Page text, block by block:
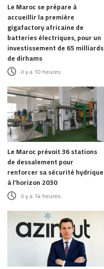
Le Maroc se prépare à
accueillir la première
gigafactory africaine de
batteries électriques, pour un
investissement de 65 milliards
de dirhams
il y a 10 heures
Le Maroc prévoit 36 stations
de dessalement pour
renforcer sa sécurité hydrique
à l’horizon 2030
il y a 14 heures